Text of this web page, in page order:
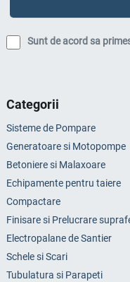
Sunt de acord sa
Categorii
Sisteme de Pompare
Generatoare si Motopompe
Betoniere si Malaxoare
Echipamente pentru taiere
Compactare
Finisare si Prelucrare
Electropalane de Santier
Schele si Scari
Tubulatura si Parapeti